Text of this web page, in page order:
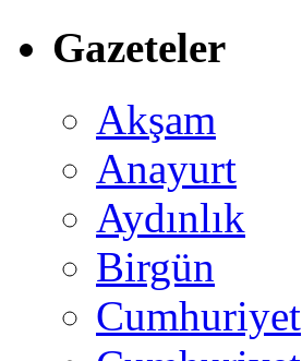
Gazeteler
Akşam
Anayurt
Aydınlık
Birgün
Cumhuriyet